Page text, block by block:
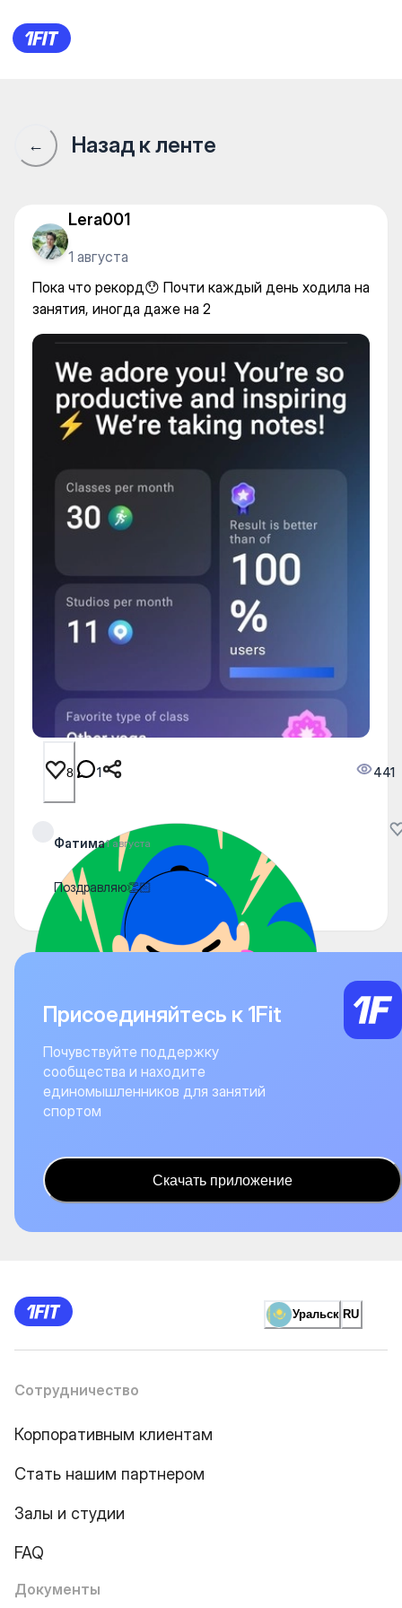
Пока что рекорд😯 Почти
← Назад к ленте
Lera001
1 августа
Пока что рекорд😯 Почти каждый день ходила на
занятия, иногда даже на 2
8 1 441
Фатима1 августа
Поздравляю👏🏻
Присоединяйтесь к 1Fit
Почувствуйте поддержку
сообщества и находите
единомышленников для занятий
спортом
Скачать приложение
Уральск RU
Сотрудничество
Корпоративным клиентам
Стать нашим партнером
Залы и студии
FAQ
Документы